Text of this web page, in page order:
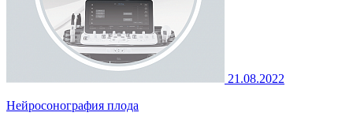
21.08.2022
Нейросонография плода